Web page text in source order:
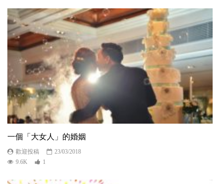
一個「大女人」的婚姻
歡迎投稿
23/03/2018
9.6K
1